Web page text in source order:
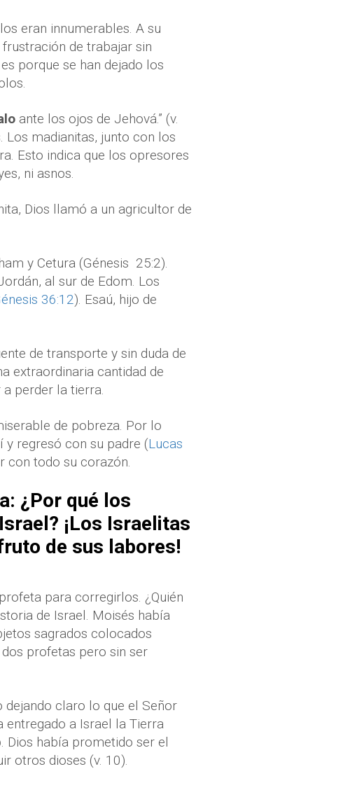
eran innumerables. A su
de trabajar sin
porque se han dejado los
ante los ojos de Jehová.” (v.
Los madianitas, junto con los
Esto indica que los opresores
ni asnos.
Dios llamó a un agricultor de
y Cetura (Génesis 25:2).
al sur de Edom. Los
36:12). Esaú, hijo de
de transporte y sin duda de
extraordinaria cantidad de
perder la tierra.
de pobreza. Por lo
regresó con su padre (Lucas
con todo su corazón.
¿Por qué los
¡Los Israelitas
de sus labores!
para corregirlos. ¿Quién
de Israel. Moisés había
sagrados colocados
dos profetas pero sin ser
claro lo que el Señor
entregado a Israel la Tierra
había prometido ser el
otros dioses (v. 10).